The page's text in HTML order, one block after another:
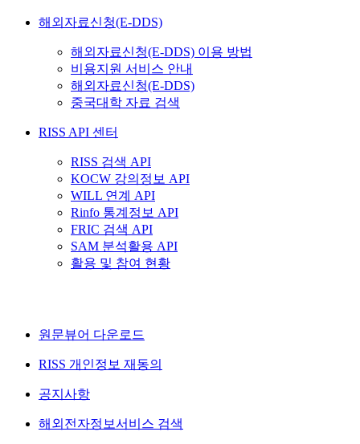
해외자료신청(E-DDS)
해외자료신청(E-DDS) 이용 방법
비용지원 서비스 안내
해외자료신청(E-DDS)
중국대학 자료 검색
RISS API 센터
RISS 검색 API
KOCW 강의정보 API
WILL 연계 API
Rinfo 통계정보 API
FRIC 검색 API
SAM 분석활용 API
활용 및 참여 현황
원문뷰어 다운로드
RISS 개인정보 재동의
공지사항
해외전자정보서비스 검색